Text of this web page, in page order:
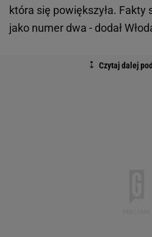
która się powiększyła. Fakty
jako numer dwa - dodał